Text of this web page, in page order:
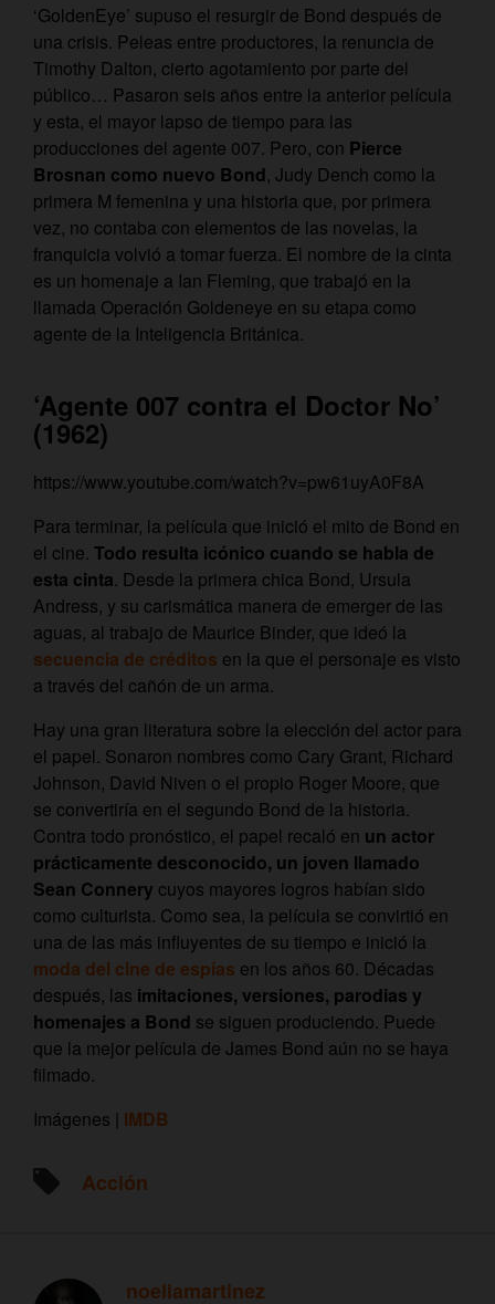
‘GoldenEye’ supuso el resurgir de Bond después de
una crisis. Peleas entre productores, la renuncia de
Timothy Dalton, cierto agotamiento por parte del
público… Pasaron seis años entre la anterior película
y esta, el mayor lapso de tiempo para las
producciones del agente 007. Pero, con Pierce
Brosnan como nuevo Bond, Judy Dench como la
primera M femenina y una historia que, por primera
vez, no contaba con elementos de las novelas, la
franquicia volvió a tomar fuerza. El nombre de la cinta
es un homenaje a Ian Fleming, que trabajó en la
llamada Operación Goldeneye en su etapa como
agente de la Inteligencia Británica.
‘Agente 007 contra el Doctor No’
(1962)
https://www.youtube.com/watch?v=pw61uyA0F8A
Para terminar, la película que inició el mito de Bond en
el cine. Todo resulta icónico cuando se habla de
esta cinta. Desde la primera chica Bond, Ursula
Andress, y su carismática manera de emerger de las
aguas, al trabajo de Maurice Binder, que ideó la
secuencia de créditos en la que el personaje es visto
a través del cañón de un arma.
Hay una gran literatura sobre la elección del actor para
el papel. Sonaron nombres como Cary Grant, Richard
Johnson, David Niven o el propio Roger Moore, que
se convertiría en el segundo Bond de la historia.
Contra todo pronóstico, el papel recaló en un actor
prácticamente desconocido, un joven llamado
Sean Connery cuyos mayores logros habían sido
como culturista. Como sea, la película se convirtió en
una de las más influyentes de su tiempo e inició la
moda del cine de espías en los años 60. Décadas
después, las imitaciones, versiones, parodias y
homenajes a Bond se siguen produciendo. Puede
que la mejor película de James Bond aún no se haya
filmado.
Imágenes | IMDB
Acción
noeliamartinez